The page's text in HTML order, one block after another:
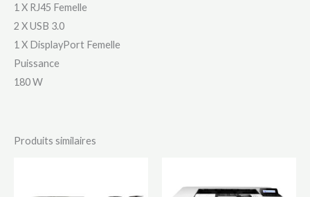
1 X RJ45 Femelle
2 X USB 3.0
1 X DisplayPort Femelle
Puissance
180 W
Produits similaires